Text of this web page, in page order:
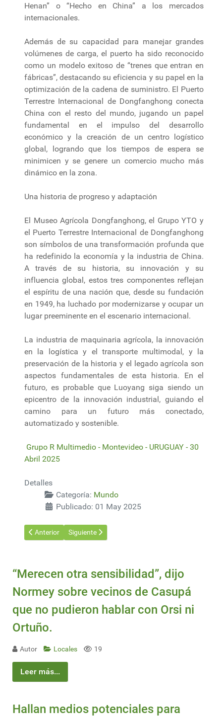
Henan” o “Hecho en China” a los mercados
internacionales.
Además de su capacidad para manejar grandes
volúmenes de carga, el puerto ha sido reconocido
como un modelo exitoso de “trenes que entran en
fábricas”, destacando su eficiencia y su papel en la
optimización de la cadena de suministro. El Puerto
Terrestre Internacional de Dongfanghong conecta
China con el resto del mundo, jugando un papel
fundamental en el impulso del desarrollo
económico y la creación de un centro logístico
global, logrando que los tiempos de espera se
minimicen y se genere un comercio mucho más
dinámico en la zona.
Una historia de progreso y adaptación
El Museo Agrícola Dongfanghong, el Grupo YTO y
el Puerto Terrestre Internacional de Dongfanghong
son símbolos de una transformación profunda que
ha redefinido la economía y la industria de China.
A través de su historia, su innovación y su
influencia global, estos tres componentes reflejan
el espíritu de una nación que, desde su fundación
en 1949, ha luchado por modernizarse y ocupar un
lugar preeminente en el escenario internacional.
La industria de maquinaria agrícola, la innovación
en la logística y el transporte multimodal, y la
preservación de la historia y el legado agrícola son
aspectos fundamentales de esta historia. En el
futuro, es probable que Luoyang siga siendo un
epicentro de la innovación industrial, guiando el
camino para un futuro más conectado,
automatizado y sostenible.
Grupo R Multimedio - Montevideo - URUGUAY - 30
Abril 2025
Detalles
Categoría: Mundo
Publicado: 01 May 2025
Artículo anterior: Deforestación representa creciente
Anterior Artículo siguiente: Apagón en España hace
Siguiente
“Merecen otra sensibilidad”, dijo
Normey sobre vecinos de Casupá
que no pudieron hablar con Orsi ni
Ortuño.
Autor Locales 19
Leer más...
Hallan medios potenciales para